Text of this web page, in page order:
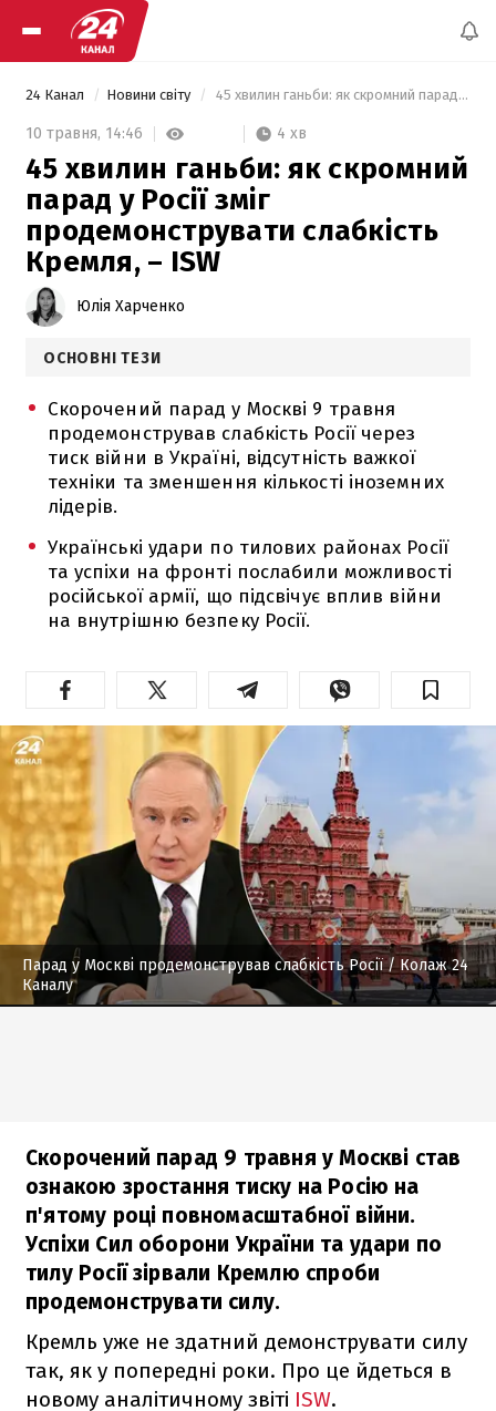
24 Канал Новини світу 45 хвилин ганьби: як скромний парад у Росії зміг продемонструвати слабкість Кремля, – ISW
10 травня, 14:46 4 хв
45 хвилин ганьби: як скромний
парад у Росії зміг
продемонструвати слабкість
Кремля, – ISW
Юлія Харченко
ОСНОВНІ ТЕЗИ
Скорочений парад у Москві 9 травня
продемонстрував слабкість Росії через
тиск війни в Україні, відсутність важкої
техніки та зменшення кількості іноземних
лідерів.
Українські удари по тилових районах Росії
та успіхи на фронті послабили можливості
російської армії, що підсвічує вплив війни
на внутрішню безпеку Росії.
Парад у Москві продемонстрував слабкість Росії/ Колаж 24
Каналу
Скорочений парад 9 травня у Москві став
ознакою зростання тиску на Росію на
п'ятому році повномасштабної війни.
Успіхи Сил оборони України та удари по
тилу Росії зірвали Кремлю спроби
продемонструвати силу.
Кремль уже не здатний демонструвати силу
так, як у попередні роки. Про це йдеться в
новому аналітичному звіті ISW.